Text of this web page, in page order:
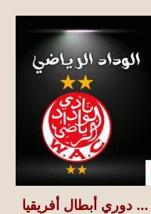
… دوري أبطال أفريقيا